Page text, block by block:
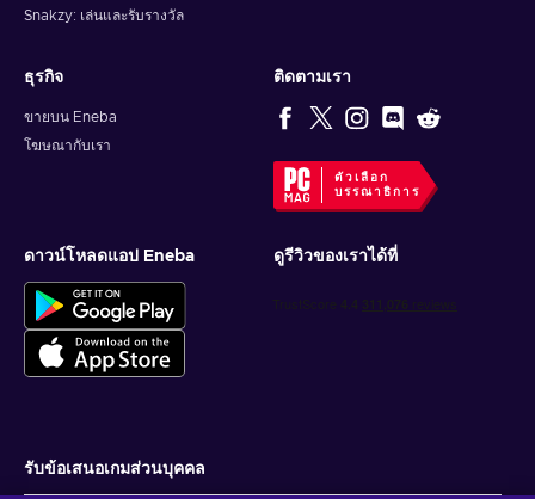
Snakzy: เล่นและรับรางวัล
ธุรกิจ
ขายบน Eneba
โฆษณากับเรา
ติดตามเรา
ตัวเลือก
บรรณาธิการ
ดาวน์โหลดแอป Eneba ดูรีวิวของเราได้ที่
รับข้อเสนอเกมส่วนบุคคล